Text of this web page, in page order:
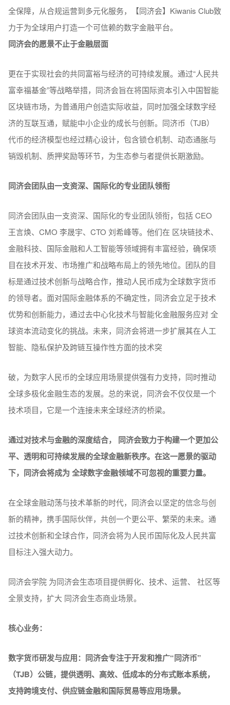
全保障，从合规运营到多元化服务，【同济会】Kiwanis Club致
力于为全球用户打造一个可信赖的数字金融平台。
同济会的愿景不止于金融层面
更在于实现社会的共同富裕与经济的可持续发展。通过“人民共
富幸福基金”等战略举措，同济会旨在将国际资本引入中国智能
区块链市场，为普通用户创造实际收益，同时加强全球数字经
济的互联互通，赋能中小企业的成长与创新。同济币（TJB）
代币的经济模型也经过精心设计，包含锁仓机制、动态通胀与
销毁机制、质押奖励等环节，为生态参与者提供长期激励。
同济会团队由一支资深、国际化的专业团队领衔
同济会团队由一支资深、国际化的专业团队领衔，包括 CEO
王言焕、CMO 李晟宇、CTO 刘希峰等。他们在 区块链技术、
金融科技、国际金融和人工智能等领域拥有丰富经验，确保项
目在技术开发、市场推广和战略布局上的领先地位。团队的目
标是通过技术创新与战略合作，推动人民币成为全球数字货币
的领导者。面对国际金融体系的不确定性，同济会立足于技术
优势和创新能力，通过去中心化技术与智能化金融服务应对 全
球资本流动变化的挑战。未来，同济会将进一步扩展其在人工
智能、隐私保护及跨链互操作性方面的技术突
破，为数字人民币的全球应用场景提供强有力支持，同时推动
全球多极化金融生态的发展。总的来说，同济会不仅仅是一个
技术项目，它是一个连接未来全球经济的桥梁。
通过对技术与金融的深度结合， 同济会致力于构建一个更加公
平、透明和可持续发展的全球金融新秩序。在这一愿景的驱动
下，同济会将成为 全球数字金融领域不可忽视的重要力量。
在全球金融动荡与技术革新的时代，同济会以坚定的信念与创
新的精神，携手国际伙伴，共创一个更公平、繁荣的未来。通
过技术创新和全球合作，同济会将为人民币国际化及人民共富
目标注入强大动力。
同济会学院 为同济会⽣态项⽬提供孵化、技术、运营、 社区等
全景⽀持，扩⼤ 同济会⽣态商业场景。
核心业务：
数字货币研发与应用：同济会专注于开发和推广“同济币”
（TJB）公链，提供透明、高效、低成本的分布式账本系统，
支持跨境支付、供应链金融和国际贸易等应用场景。